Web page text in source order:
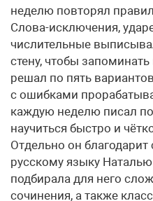
неделю повторял
Слова-исключения,
числительные
стену, чтобы
решал по пять
с ошибками
каждую неделю писал
научиться быстро и
Отдельно он
русскому языку
подбирала для него
сочинения, а также